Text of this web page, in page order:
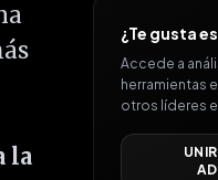
la
¿Te gusta
Accede a
herramientas
otros líderes